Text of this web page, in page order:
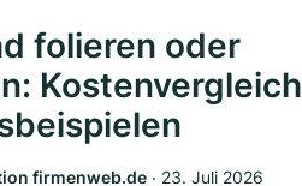
folieren oder
Kostenvergleich
firmenweb.de ‧ 23. Juli 2026